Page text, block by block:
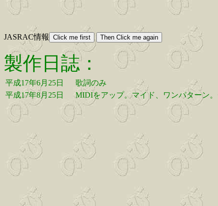
JASRAC情報
製作日誌：
平成17年6月25日
歌詞のみ
平成17年8月25日
MIDIをアップ。マイド、ワンパターン